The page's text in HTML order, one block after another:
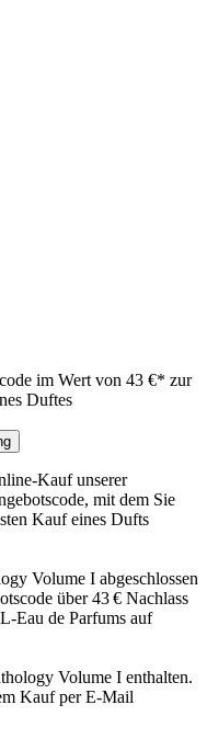
im Wert von 43 €* zur
Duftes
Kauf unserer
mit dem Sie
Kauf eines Dufts
Volume I abgeschlossen
über 43 € Nachlass
Eau de Parfums auf
Volume I enthalten.
Kauf per E-Mail